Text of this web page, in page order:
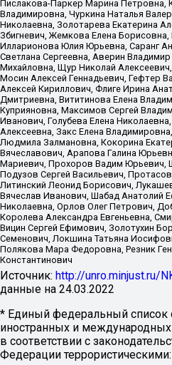
Пислакова-Паркер Марина Петровна,
Владимировна, Чуркина Наталья
Николаевна, Золотарева Екатерина
Збигневич, Жемкова Елена
Илларионова Юлия Юрьевна, Саранг
Светлана Сергеевна, Аверин
Михайловна, Щур Николай
Мосин Алексей Геннадьевич, Гефтер
Алексей Кириллович, Флиге Ирина
Дмитриевна, Вититинова Елена
Куприяновна, Максимов Сергей
Иванович, Голубева Елена
Алексеевна, Закс Елена
Людмила Залмановна, Кокорина
Вячеславович, Арапова Галина
Мариевич, Прохоров Вадим Юрьевич,
Подузов Сергей Васильевич,
Литинский Леонид Борисович,
Вячеслав Иванович, Шабад Анатолий
Николаевна, Орлов Олег Петрович,
Королева Александра Евгеньевна,
Вицин Сергей Ефимович, Золотухин
Семенович, Локшина Татьяна
Полякова Мара Федоровна, Резник
Константинович
Источник: http://unro.minjust.ru/
данные на 24.03.2022
* Единый федеральный список
иностранных и
в соответствии с
Федерации террористическими: